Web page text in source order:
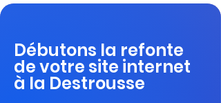
Débutons la refonte
de votre site internet
à la Destrousse